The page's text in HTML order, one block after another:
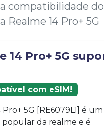
compatibilidade do
Realme 14 Pro+ 5G
14 Pro+ 5G
com eSIM!
Pro+ 5G [RE6079L1] é um
da realme e é